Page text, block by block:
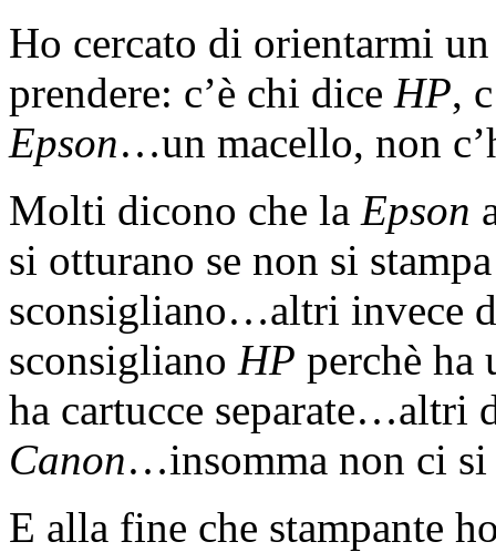
Ho cercato di orientarmi
prendere: c’è chi dice HP,
Epson…un macello, non
Molti dicono che la Epson
si otturano se non si
sconsigliano…altri invece
sconsigliano HP perchè ha
ha cartucce separate…altri
Canon…insomma non ci si
E alla fine che stampante